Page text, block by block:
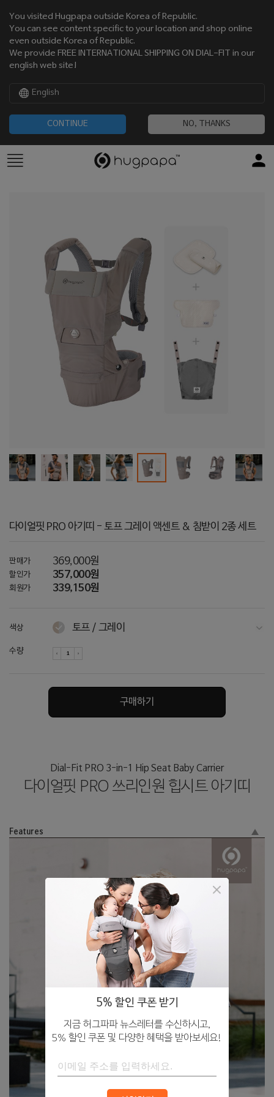
You visited Hugpapa outside Korea of Republic.
You can see content specific to your location and shop online
even outside Korea of Republic.
We provide FREE INTERNATIONAL SHIPPING ON DIAL-FIT in our
english web site!
English
CONTINUE NO, THANKS
다이얼핏 PRO 아기띠 - 토프 그레이 액센트 & 침받이 2종 세트
판매가 369,000원
할인가 357,000원
회원가 339,150원
색상
토프 / 그레이
토프 / 아이보리
오트밀
수량
구매하기
Dial-Fit PRO 3-in-1 Hip Seat Baby Carrier
다이얼핏 PRO 쓰리인원 힙시트 아기띠
Features
5% 할인 쿠폰 받기
지금 허그파파 뉴스레터를 수신하시고,
5% 할인 쿠폰 및 다양한 혜택을 받아보세요!